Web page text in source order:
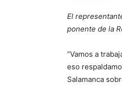
El
ponente de la
“Vamos a
eso
Salamanca